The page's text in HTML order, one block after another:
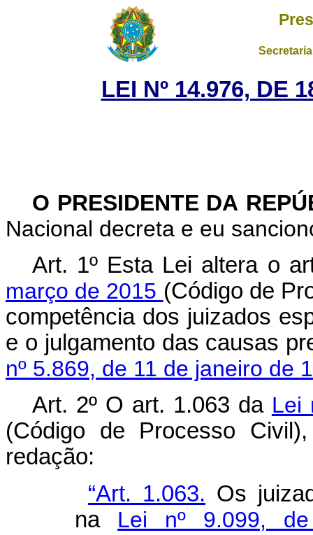
LEI Nº 14.976, DE
O PRESIDENTE DA
Nacional decreta e eu
Art. 1º Esta Lei altera o
março de 2015 (Código de
competência dos juizados
e o julgamento das causas
nº 5.869, de 11 de janeiro de
Art. 2º O art. 1.063 da Lei
(Código de Processo
redação:
“Art. 1.063. Os
na Lei nº 9.099,